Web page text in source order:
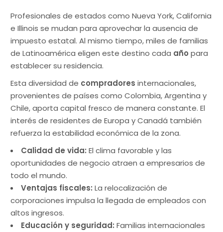
Profesionales de estados como Nueva York, California
e Illinois se mudan para aprovechar la ausencia de
impuesto estatal. Al mismo tiempo, miles de familias
de Latinoamérica eligen este destino cada año para
establecer su residencia.
Esta diversidad de compradores internacionales,
provenientes de países como Colombia, Argentina y
Chile, aporta capital fresco de manera constante. El
interés de residentes de Europa y Canadá también
refuerza la estabilidad económica de la zona.
Calidad de vida: El clima favorable y las
oportunidades de negocio atraen a empresarios de
todo el mundo.
Ventajas fiscales: La relocalización de
corporaciones impulsa la llegada de empleados con
altos ingresos.
Educación y seguridad: Familias internacionales